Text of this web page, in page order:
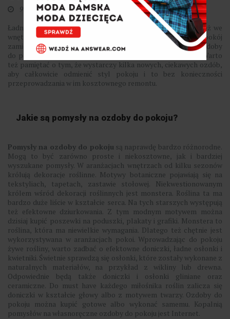
9 października 2022
0
Ładnymi przedmiotami lubi się otaczać chyba każdy. Stąd też we
wnętrzach pojawiają się rozmaite dodatki. Dzięki nim każdy pokój
zamienia się w przytulne, ciepłe pomieszczenie. Co ważne, ozdoby
do pokoju mogą być jednocześnie eleganckie i praktyczne. Warto
też pamiętać o tym, że wystarczy kilka nowych, ciekawych ozdób,
aby całkowicie odmienić styl pokoju i to bez konieczności
przeprowadzania w im kosztownego remontu.
Jakie są pomysły na ozdoby do pokoju?
Pomysły na ozdoby do pokoju są naprawdę bardzo różnorodne.
Mogą to być zarówno proste i niekosztowne, jak i bardziej
wyszukane pomysły. W aranżacjach wnętrzach od kilku sezonów
królują dekoracje roślinne. Motywy botaniczne pojawiają się na
tekstyliach, tapetach, zastawie stołowej. Niekwestionowanym
królem wśród dekoracji roślinnych jest monstera. Roślina ta ma
bardzo duże liście w kształcie serca. Na tych starszych występują
też efektowne dziurkowania. Z tym modnym motywem można
dzisiaj kupić poszewki na poduszki, plakaty i grafiki. Monstera to
roślina, która ma niewielkie wymagania. Dlatego też chętnie jest
wykorzystywana w aranżacjach pokoi. Wprowadzając do pokoju
żywe rośliny, warto zadbać o efektowne doniczki, ładne osłonki i
kwietniki. Świetnie sprawdzą się osłonki, które zostały wykonane z
naturalnych materiałów, na przykład z wikliny lub drewna.
Odpowiednie będą także doniczki i osłonki gliniane oraz
ceramiczne. Do must have każdego miłośnika roślin zalicza się
doniczki w kształcie głowy albo z motywem twarzy. Ozdoby do
pokoju można kupić gotowe albo wykonać samemu. Kopalnią
pomysłów na własnoręczne ozdoby do pokoju jest Internet.